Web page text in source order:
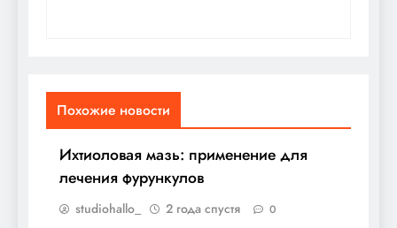
Похожие новости
Ихтиоловая мазь: применение для
лечения фурункулов
studiohallo_ 2 года спустя 0